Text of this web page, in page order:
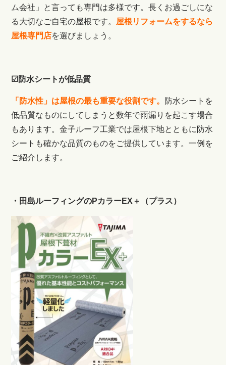
ム会社」と言っても専門は多様です。長くお過ごしにな
る大切なご自宅の屋根です。 屋根リフォームをするなら
屋根専門店を選びましょう。
☑防水シートが低品質
「防水性」は屋根の最も重要な役割です。 防水シートを
低品質なものにしてしまうと数年で雨漏りを起こす場合
もあります。金子ルーフ工業では屋根下地とともに防水
シートも確かな品質のものをご提供しています。一例を
ご紹介します。
・田島ルーフィングのPカラーEX＋（プラス）